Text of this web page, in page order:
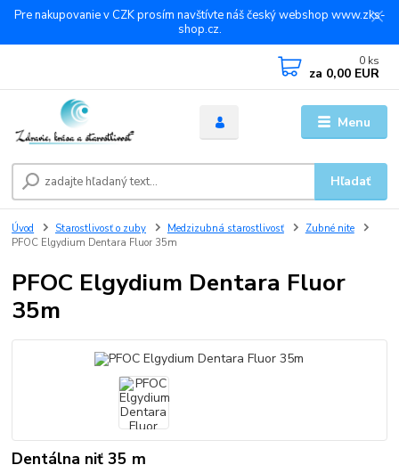
Pre nakupovanie v CZK prosím navštívte náš český webshop www.zks-
shop.cz.
Menu
Hľadať
0 ks
za 0,00 EUR
Úvod Starostlivosť o zuby Medzizubná starostlivosť
Zubné nite
PFOC Elgydium Dentara Fluor 35m
PFOC Elgydium Dentara Fluor
35m
Dentálna niť 35 m